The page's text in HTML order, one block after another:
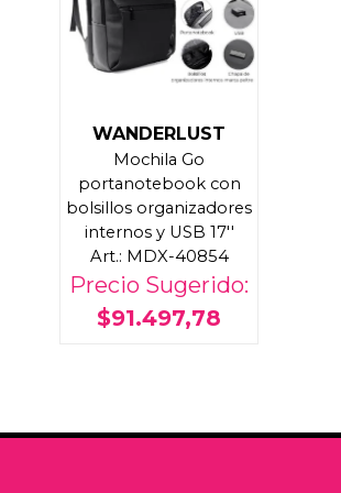
WANDERLUST
Mochila Go
portanotebook con
bolsillos organizadores
internos y USB 17''
Art.: MDX-40854
Precio Sugerido:
$91.497,78